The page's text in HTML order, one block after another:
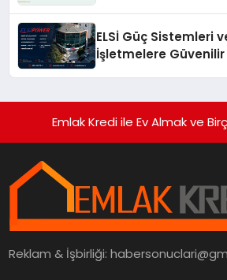
ELSİ Güç Sistemleri
İşletmelere
Emlak Kredi ile Ev Almak ve
Reklam & İşbirliği: